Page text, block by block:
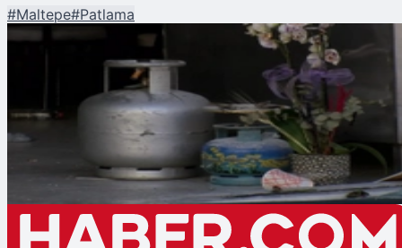
#Maltepe#Patlama
İstanbul Maltepe'de İş Yerinde Patlama